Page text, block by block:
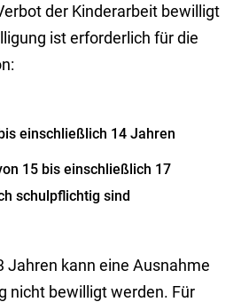
der Kinderarbeit bewilligt
ist erforderlich für die
einschließlich 14 Jahren
15 bis einschließlich 17
schulpflichtig sind
Jahren kann eine Ausnahme
nicht bewilligt werden. Für